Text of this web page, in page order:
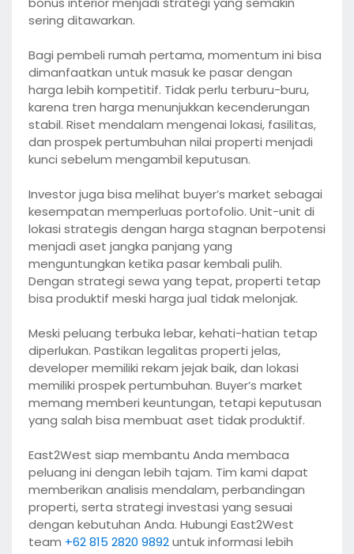
sering ditawarkan.
Bagi pembeli rumah pertama, momentum ini bisa
dimanfaatkan untuk masuk ke pasar dengan
harga lebih kompetitif. Tidak perlu terburu-buru,
karena tren harga menunjukkan kecenderungan
stabil. Riset mendalam mengenai lokasi, fasilitas,
dan prospek pertumbuhan nilai properti menjadi
kunci sebelum mengambil keputusan.
Investor juga bisa melihat buyer’s market sebagai
kesempatan memperluas portofolio. Unit-unit di
lokasi strategis dengan harga stagnan berpotensi
menjadi aset jangka panjang yang
menguntungkan ketika pasar kembali pulih.
Dengan strategi sewa yang tepat, properti tetap
bisa produktif meski harga jual tidak melonjak.
Meski peluang terbuka lebar, kehati-hatian tetap
diperlukan. Pastikan legalitas properti jelas,
developer memiliki rekam jejak baik, dan lokasi
memiliki prospek pertumbuhan. Buyer’s market
memang memberi keuntungan, tetapi keputusan
yang salah bisa membuat aset tidak produktif.
East2West siap membantu Anda membaca
peluang ini dengan lebih tajam. Tim kami dapat
memberikan analisis mendalam, perbandingan
properti, serta strategi investasi yang sesuai
dengan kebutuhan Anda. Hubungi East2West
team +62 815 2820 9892untuk informasi lebih